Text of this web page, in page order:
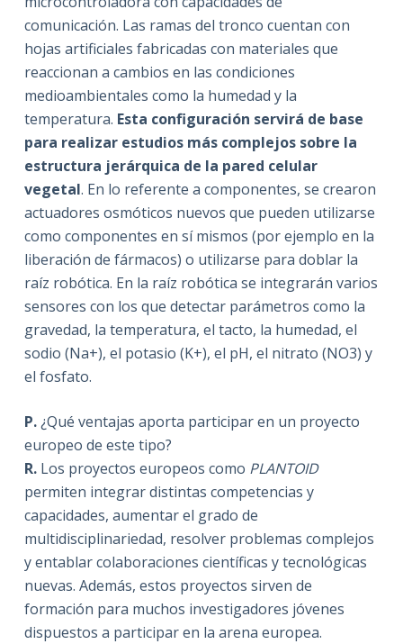
comunicación. Las ramas del tronco cuentan con
hojas artificiales fabricadas con materiales que
reaccionan a cambios en las condiciones
medioambientales como la humedad y la
temperatura. Esta configuración servirá de base
para realizar estudios más complejos sobre la
estructura jerárquica de la pared celular
vegetal. En lo referente a componentes, se crearon
actuadores osmóticos nuevos que pueden utilizarse
como componentes en sí mismos (por ejemplo en la
liberación de fármacos) o utilizarse para doblar la
raíz robótica. En la raíz robótica se integrarán varios
sensores con los que detectar parámetros como la
gravedad, la temperatura, el tacto, la humedad, el
sodio (Na+), el potasio (K+), el pH, el nitrato (NO3) y
el fosfato.
P.¿Qué ventajas aporta participar en un proyecto
europeo de este tipo?
R. Los proyectos europeos como PLANTOID
permiten integrar distintas competencias y
capacidades, aumentar el grado de
multidisciplinariedad, resolver problemas complejos
y entablar colaboraciones científicas y tecnológicas
nuevas. Además, estos proyectos sirven de
formación para muchos investigadores jóvenes
dispuestos a participar en la arena europea.